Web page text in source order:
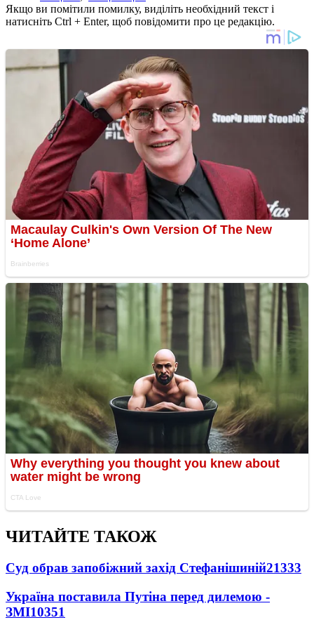
Якщо ви помітили помилку, виділіть необхідний текст і
натисніть Ctrl + Enter, щоб повідомити про це редакцію.
ЧИТАЙТЕ ТАКОЖ
Суд обрав запобіжний захід Стефанішиній21333
Україна поставила Путіна перед дилемою -
ЗМІ10351